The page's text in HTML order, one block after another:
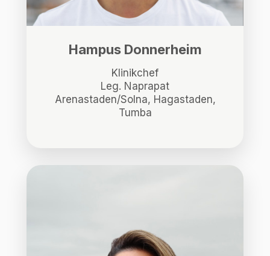
Hampus Donnerheim
Klinikchef
Leg. Naprapat
Arenastaden/Solna, Hagastaden,
Tumba